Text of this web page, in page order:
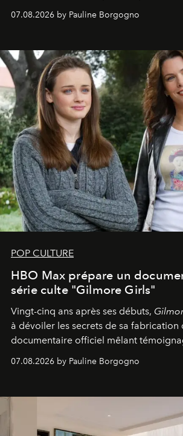
07.08.2026 by Pauline Borgogno
POP CULTURE
HBO Max prépare un
série culte "Gilmore Girls"
Vingt-cinq ans après ses débuts,
à dévoiler les secrets de sa fabrication
documentaire officiel mêlant
générationnel.
07.08.2026 by Pauline Borgogno